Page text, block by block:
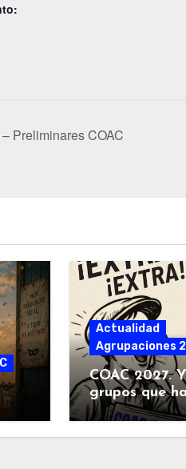
Preliminares COAC
Actualidad
Agrupaciones
COAC 2027.
grupos que
sus proyectos